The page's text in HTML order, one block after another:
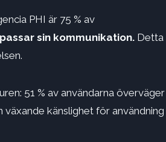
PHI är 75 % av
sin kommunikation. Detta
51 % av användarna överväger
växande känslighet för användning